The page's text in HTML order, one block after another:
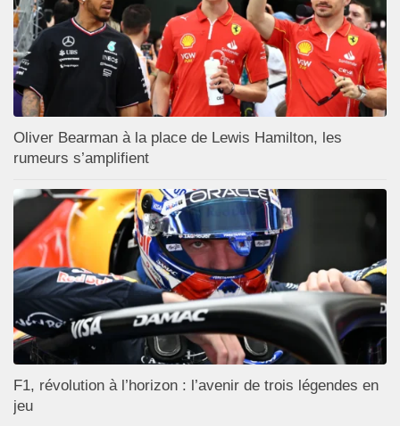
Oliver Bearman à la place de Lewis Hamilton, les
rumeurs s’amplifient
F1, révolution à l’horizon : l’avenir de trois légendes en
jeu